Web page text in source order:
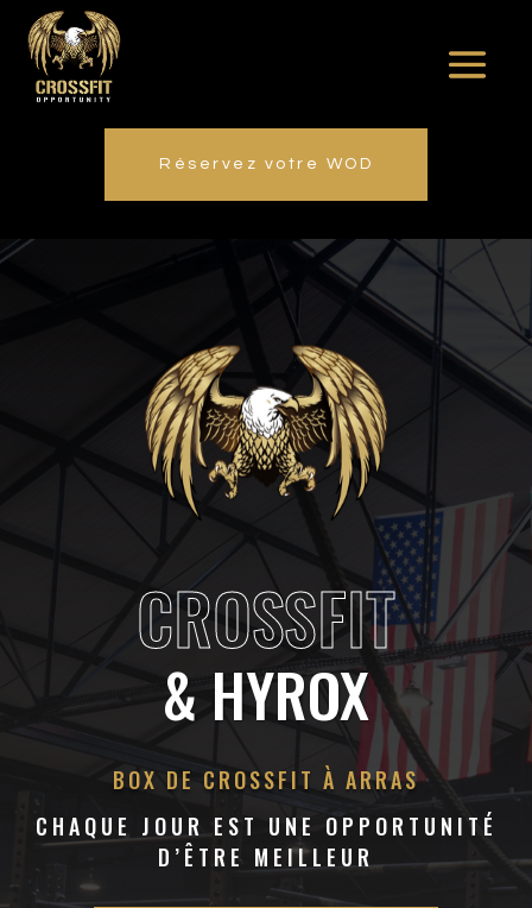
Réservez votre WOD
CROSSFIT
& HYROX
BOX DE CROSSFIT À ARRAS
CHAQUE JOUR EST UNE OPPORTUNITÉ
D’ÊTRE MEILLEUR